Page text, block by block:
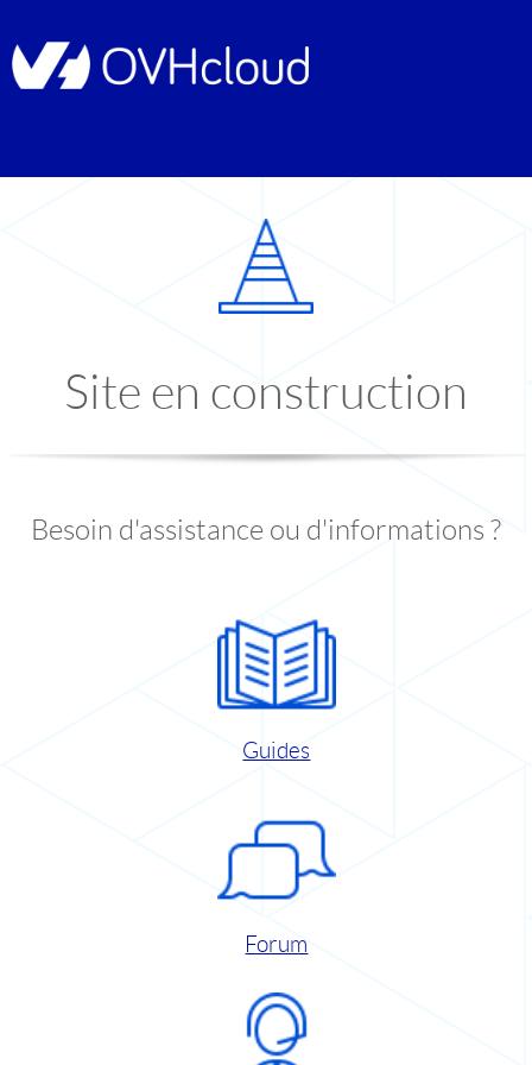
Site en construction
Besoin d'assistance ou d'informations ?
Guides
Forum